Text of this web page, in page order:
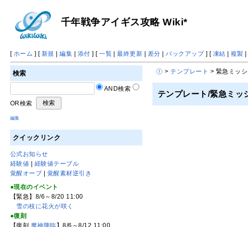
千年戦争アイギス攻略 Wiki*
[ ホーム ] [ 新規 |編集 | 添付 ] [一覧 |最終更新 | 差分 |バックアップ] [ 凍結 | 複製
> テンプレート > 緊急ミッ
テンプレート/緊急ミッ
検索
AND検索
OR検索
編集
クイックリンク
公式お知らせ
経験値
経験値テーブル
覚醒オーブ
覚醒素材逆引き
●現在のイベント
【緊急】8/6～8/20 11:00
雪の枝に花火が咲く
●復刻